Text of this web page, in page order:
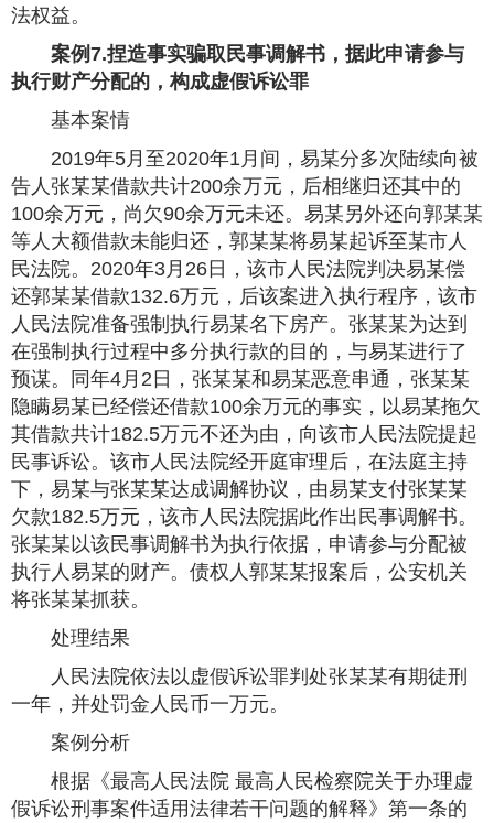
法权益。
案例7.捏造事实骗取民事调解书，据此申请参与
执行财产分配的，构成虚假诉讼罪
基本案情
2019年5月至2020年1月间，易某分多次陆续向被
告人张某某借款共计200余万元，后相继归还其中的
100余万元，尚欠90余万元未还。易某另外还向郭某某
等人大额借款未能归还，郭某某将易某起诉至某市人
民法院。2020年3月26日，该市人民法院判决易某偿
还郭某某借款132.6万元，后该案进入执行程序，该市
人民法院准备强制执行易某名下房产。张某某为达到
在强制执行过程中多分执行款的目的，与易某进行了
预谋。同年4月2日，张某某和易某恶意串通，张某某
隐瞒易某已经偿还借款100余万元的事实，以易某拖欠
其借款共计182.5万元不还为由，向该市人民法院提起
民事诉讼。该市人民法院经开庭审理后，在法庭主持
下，易某与张某某达成调解协议，由易某支付张某某
欠款182.5万元，该市人民法院据此作出民事调解书。
张某某以该民事调解书为执行依据，申请参与分配被
执行人易某的财产。债权人郭某某报案后，公安机关
将张某某抓获。
处理结果
人民法院依法以虚假诉讼罪判处张某某有期徒刑
一年，并处罚金人民币一万元。
案例分析
根据《最高人民法院 最高人民检察院关于办理虚
假诉讼刑事案件适用法律若干问题的解释》第一条的